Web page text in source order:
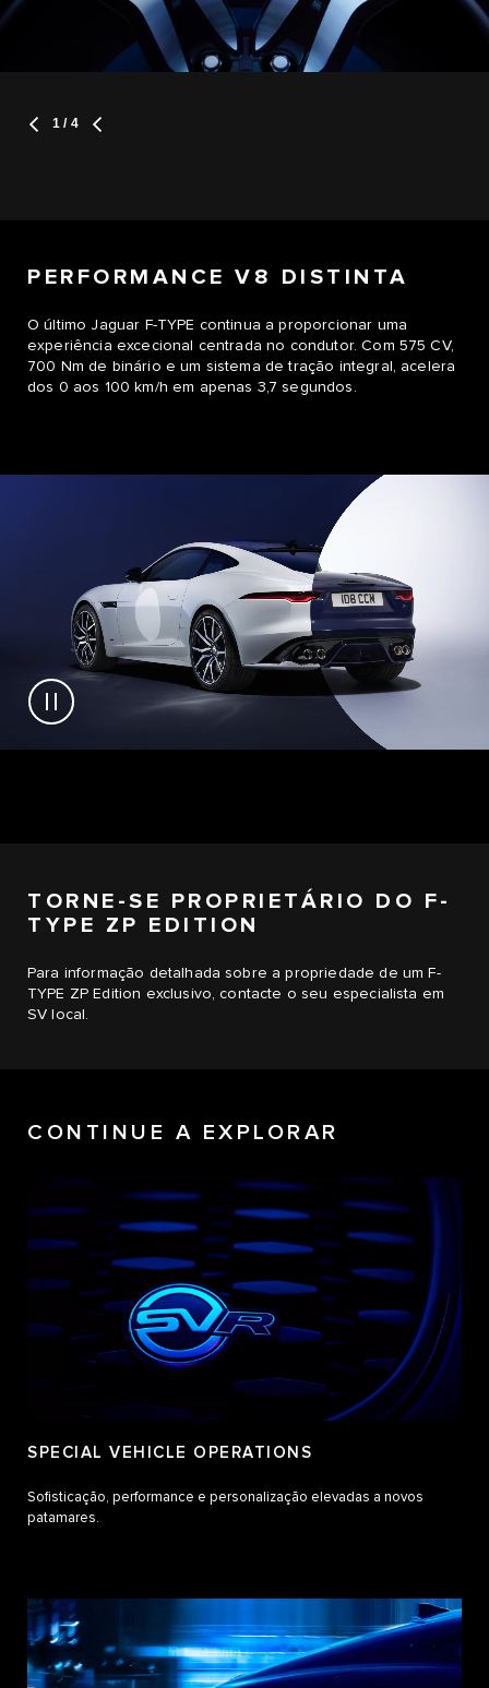
1 / 4
PERFORMANCE V8 DISTINTA
O último Jaguar F-TYPE continua a proporcionar uma
experiência excecional centrada no condutor. Com 575 CV,
700 Nm de binário e um sistema de tração integral, acelera
dos 0 aos 100 km/h em apenas 3,7 segundos.
TORNE-SE PROPRIETÁRIO DO F-
TYPE ZP EDITION
Para informação detalhada sobre a propriedade de um F-
TYPE ZP Edition exclusivo, contacte o seu especialista em
SV local.
CONTINUE A EXPLORAR
SPECIAL VEHICLE OPERATIONS
Sofisticação, performance e personalização elevadas a novos
patamares.